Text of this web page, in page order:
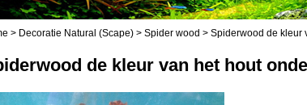
> Decoratie Natural (Scape)> Spider wood > Spiderwood de kleur
de kleur van het hout